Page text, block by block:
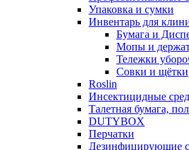
Упаковка и сумки
Инвентарь для
Бумага и
Мопы и
Тележки
Совки и щётки
Roslin
Инсектицидные
Талетная бумага,
DUTYBOX
Перчатки
Дезинфицирующие